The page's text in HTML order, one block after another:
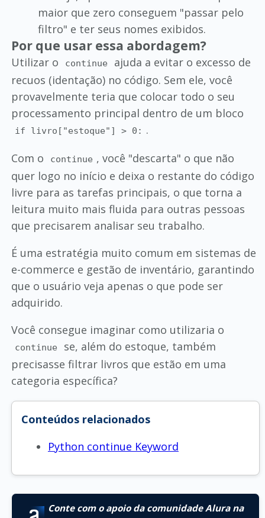
maior que zero conseguem "passar pelo
filtro" e ter seus nomes exibidos.
Por que usar essa abordagem?
Utilizar o continue
ajuda a evitar o excesso de
recuos (identação) no código. Sem ele, você
provavelmente teria que colocar todo o seu
processamento principal dentro de um bloco
if livro["estoque"] > 0: .
Com o
continue , você "descarta" o que não
quer logo no início e deixa o restante do código
livre para as tarefas principais, o que torna a
leitura muito mais fluida para outras pessoas
que precisarem analisar seu trabalho.
É uma estratégia muito comum em sistemas de
e-commerce e gestão de inventário, garantindo
que o usuário veja apenas o que pode ser
adquirido.
Você consegue imaginar como utilizaria o
continue
se, além do estoque, também
precisasse filtrar livros que estão em uma
categoria específica?
Conteúdos relacionados
Python continue Keyword
Conte com o apoio da comunidade Alura na